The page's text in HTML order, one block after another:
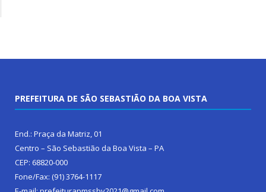
PREFEITURA DE SÃO SEBASTIÃO DA BOA VISTA
End.: Praça da Matriz, 01
Centro – São Sebastião da Boa Vista – PA
CEP: 68820-000
Fone/Fax: (91) 3764-1117